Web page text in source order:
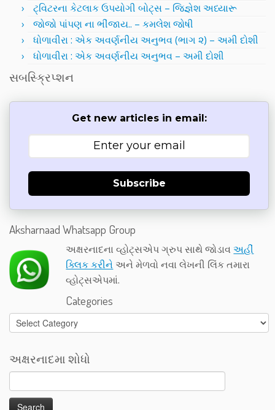
ટ્વિટરના કેટલાક ઉપયોગી બોટ્સ – જિજ્ઞેશ અધ્યારૂ
જોજો પાંપણ ના ભીંજાય.. – કમલેશ જોષી
ધોળાવીરા : એક અવર્ણનીય અનુભવ (ભાગ ૨) – અમી દોશી
ધોળાવીરા : એક અવર્ણનીય અનુભવ – અમી દોશી
સબસ્ક્રિપ્શન
Get new articles in email:
Subscribe
Aksharnaad Whatsapp Group
અક્ષરનાદના વ્હોટ્સએપ ગ્રુપ સાથે જોડાવઅહીં
ક્લિક કરીને અને મેળવો નવા લેખની લિંક તમારા
વ્હોટ્સએપમાં.
Categories
Categories
અક્ષરનાદમા શોધો